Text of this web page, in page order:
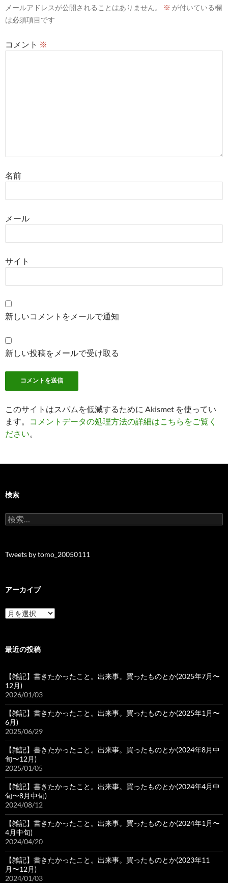
ョ
メールアドレスが公開されることはありません。 ※ が付いている欄
は必須項目です
コメント ※
名前
メール
サイト
新しいコメントをメールで通知
新しい投稿をメールで受け取る
このサイトはスパムを低減するために Akismet を使ってい
ます。
コメントデータの処理方法の詳細はこちらをご覧く
ださい。
検索
検
索:
Tweets by tomo_20050111
アーカイブ
ア
ー
ブ
最近の投稿
【雑記】書きたかったこと。出来事。買ったものとか(2025年7月〜
12月)
2026/01/03
【雑記】書きたかったこと。出来事。買ったものとか(2025年1月〜
6月)
2025/06/29
【雑記】書きたかったこと。出来事。買ったものとか(2024年8月中
旬〜12月)
2025/01/05
【雑記】書きたかったこと。出来事。買ったものとか(2024年4月中
旬〜8月中旬)
2024/08/12
【雑記】書きたかったこと。出来事。買ったものとか(2024年1月〜
4月中旬)
2024/04/20
【雑記】書きたかったこと。出来事。買ったものとか(2023年11
月〜12月)
2024/01/03